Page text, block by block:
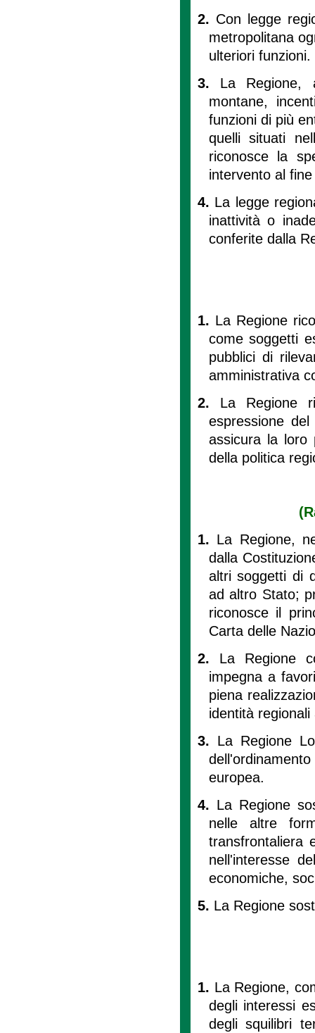
2. Con legge
metropolitana
ulteriori funzioni.
3. La Regione,
montane,
funzioni di più
quelli situati
riconosce la
intervento al
4. La legge
inattività o
conferite dalla
1. La Regione
come soggetti
pubblici di
amministrativa
2. La Regione
espressione
assicura la loro
della politica
1. La Regione,
dalla
altri soggetti di
ad altro Stato;
riconosce il
Carta delle
2. La Regione
impegna a
piena
identità
3. La Regione
europea.
4. La Regione
nelle altre
transfrontaliera
nell'interesse
economiche,
5. La Regione
1. La Regione,
degli interessi
degli squilibri